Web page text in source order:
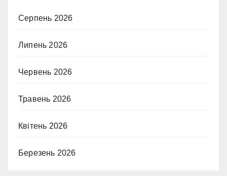
Серпень 2026
Липень 2026
Червень 2026
Травень 2026
Квітень 2026
Березень 2026